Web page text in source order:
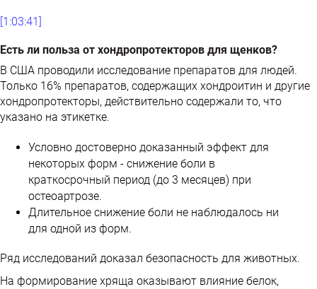
[1:03:41]
Есть ли польза от хондропротекторов для щенков?
В США проводили исследование препаратов для людей.
Только 16% препаратов, содержащих хондроитин и другие
хондропротекторы, действительно содержали то, что
указано на этикетке.
Условно достоверно доказанный эффект для
некоторых форм - снижение боли в
краткосрочный период (до 3 месяцев) при
остеоартрозе.
Длительное снижение боли не наблюдалось ни
для одной из форм.
Ряд исследований доказал безопасность для животных.
На формирование хряща оказывают влияние белок,